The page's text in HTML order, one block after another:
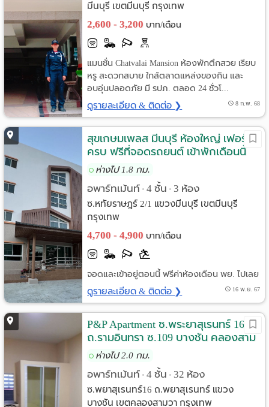
มีนบุรี เขตมีนบุรี กรุงเทพ
2,600 - 3,200 บาท/เดือน
แมนชั่น Chatvalai Mansion ห้องพักตึกสวย เรียบ
หรู สะดวกสบาย ใกล้ตลาดแหล่งของกิน และ
อบอุ่นปลอดภัย มี รปภ. ตลอด 24 ชั่วโ...
ดูรายละเอียด & ติดต่อ ❯ 8 ก.พ. 68
สุขเกษมเพลส มีนบุรี ห้องใหญ่ เฟอร์
ครบ ฟรีที่จอดรถยนต์ เข้าพักเดือนนี้
ฟรีค่าห้อง!!
ห่างไป 1.8 กม.
อพาร์ทเม้นท์ • 4 ชั้น • 3 ห้อง
ซ.หทัยราษฎร์ 2/1 แขวงมีนบุรี เขตมีนบุรี
กรุงเทพ
4,700 - 4,900 บาท/เดือน
จอดและเข้าอยู่ตอนนี้ ฟรีค่าห้องเดือน พย. ไปเลย
ดูรายละเอียด & ติดต่อ ❯ 16 พ.ย. 67
P&P Apartment ซ.พระยาสุเรนทร์ 16
ถ.รามอินทรา ซ.109 บางชัน คลองสาม
วา กรุงเทพมหานคร
ห่างไป 2.0 กม.
อพาร์ทเม้นท์ • 4 ชั้น • 32 ห้อง
ซ.พยาสุเรนทร์16 ถ.พยาสุเรนทร์ แขวง
บางชัน เขตคลองสามวา กรุงเทพ